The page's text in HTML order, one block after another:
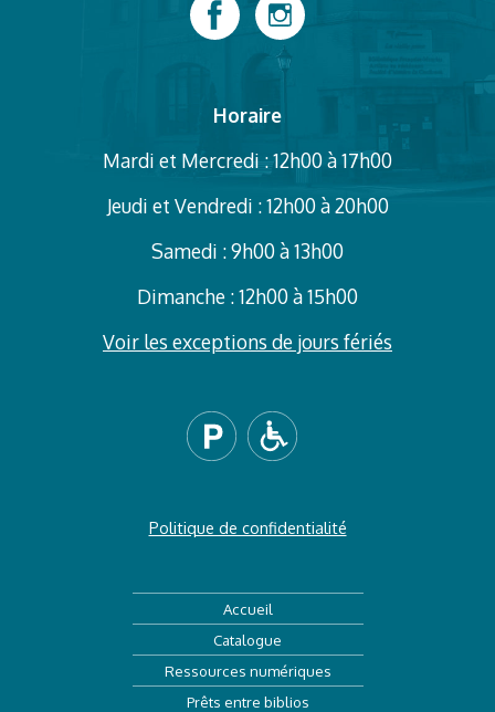
Horaire
Mardi et Mercredi : 12h00 à 17h00
Jeudi et Vendredi : 12h00 à 20h00
Samedi : 9h00 à 13h00
Dimanche : 12h00 à 15h00
Voir les exceptions de jours fériés
Politique de confidentialité
Accueil
Catalogue
Ressources numériques
Prêts entre biblios